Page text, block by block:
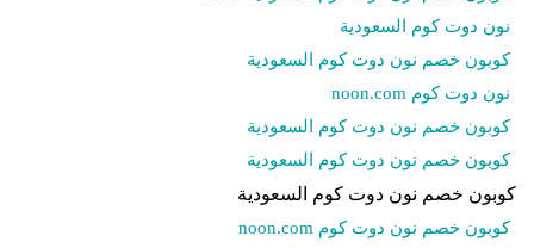
نون دوت كوم السعودية
كوبون خصم نون دوت كوم السعودية
نون دوت كوم noon.com
كوبون خصم نون دوت كوم السعودية
كوبون خصم نون دوت كوم السعودية
كوبون خصم نون دوت كوم السعودية
كوبون خصم نون دوت كوم noon.com